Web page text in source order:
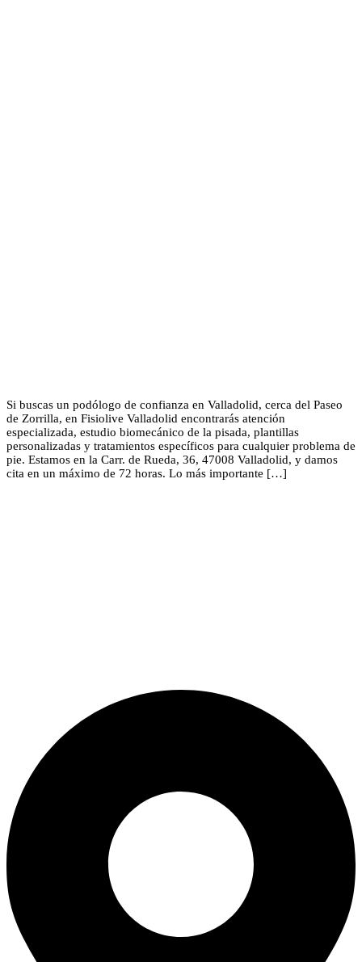
Si buscas un podólogo de confianza en Valladolid, cerca del Paseo
de Zorrilla, en Fisiolive Valladolid encontrarás atención
especializada, estudio biomecánico de la pisada, plantillas
personalizadas y tratamientos específicos para cualquier problema de
pie. Estamos en la Carr. de Rueda, 36, 47008 Valladolid, y damos
cita en un máximo de 72 horas. Lo más importante […]